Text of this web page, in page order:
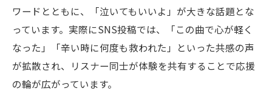
ワードとともに、「泣いてもいいよ」が大きな話題とな
っています。実際にSNS投稿では、「この曲で心が軽く
なった」「辛い時に何度も救われた」といった共感の声
が拡散され、リスナー同士が体験を共有することで応援
の輪が広がっています。